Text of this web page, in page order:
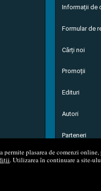
permite plasarea de comenzi
. Utilizarea în continuare a site-
Informații de
Formular de
Cărți noi
Promoții
Edituri
Autori
Parteneri
© 2008